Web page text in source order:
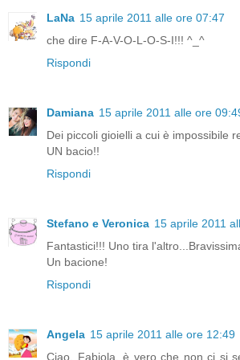
LaNa 15 aprile 2011 alle ore 07:47
che dire F-A-V-O-L-O-S-I!!! ^_^
Rispondi
Damiana 15 aprile 2011 alle ore
Dei piccoli gioielli a cui è impossibile
UN bacio!!
Rispondi
Stefano e Veronica 15 aprile 2011
Fantastici!!! Uno tira
Un bacione!
Rispondi
Angela 15 aprile 2011 alle ore 12:49
Ciao, Fabiola, è vero che non ci si